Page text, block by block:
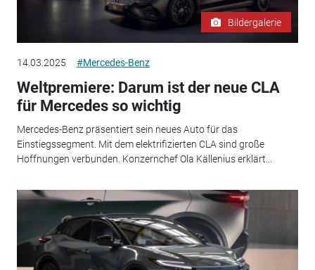
Bildergalerie
14.03.2025 #Mercedes-Benz
Weltpremiere: Darum ist der neue CLA
für Mercedes so wichtig
Mercedes-Benz präsentiert sein neues Auto für das
Einstiegssegment. Mit dem elektrifizierten CLA sind große
Hoffnungen verbunden. Konzernchef Ola Källenius erklärt...